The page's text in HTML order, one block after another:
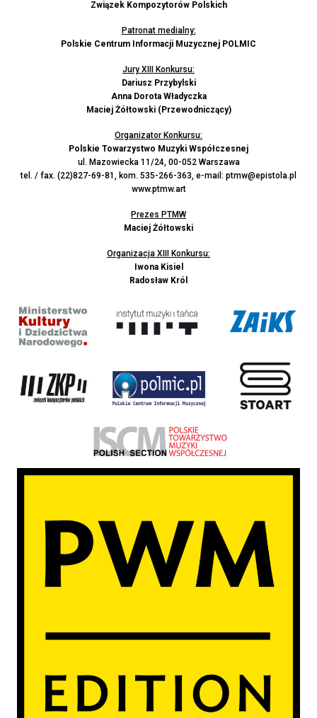
Związek Kompozytorów Polskich
Patronat medialny:
Polskie Centrum Informacji Muzycznej POLMIC
Jury XIII Konkursu:
Dariusz Przybylski
Anna Dorota Władyczka
Maciej Żółtowski (Przewodniczący)
Organizator Konkursu:
Polskie Towarzystwo Muzyki Współczesnej
ul. Mazowiecka 11/24, 00-052 Warszawa
tel. / fax. (22)827-69-81, kom. 535-266-363, e-mail: ptmw@epistola.pl
www.ptmw.art
Prezes PTMW
Maciej Żółtowski
Organizacja XIII Konkursu:
Iwona Kisiel
Radosław Król